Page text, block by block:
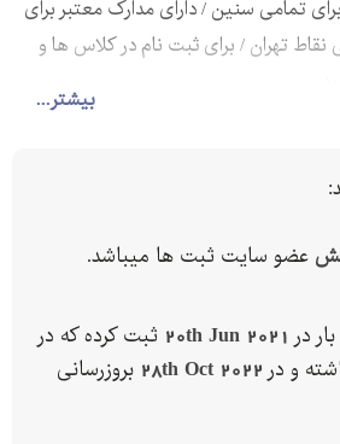
بیشتر...
تمامی سنین / دارای مدارک معتبر برای
تهران / برای ثبت نام در کلاس ها و
عضو سایت ثبت ها میباشد.
در 20th Jun 2021 ثبت کرده که در
و در 28th Oct 2022 بروزرسانی